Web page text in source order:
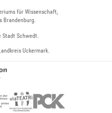
für Wissenschaft,
Brandenburg.
Schwedt.
Uckermark.